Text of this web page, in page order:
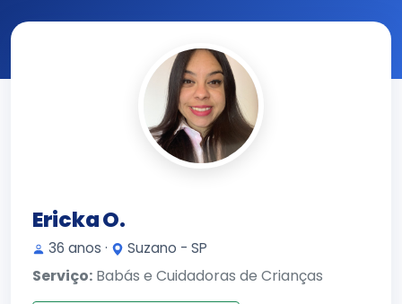
Ericka O.
36 anos · Suzano - SP
Serviço: Babás e Cuidadoras de Crianças